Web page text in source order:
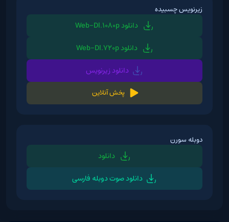
زیرنویس چسبیده
دانلود Web-Dl.1080p
دانلود Web-Dl.720p
دانلود زیرنویس
پخش آنلاین
دوبله سورن
دانلود
دانلود صوت دوبله فارسی